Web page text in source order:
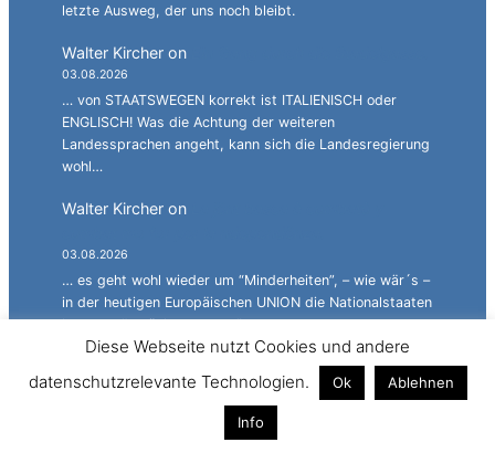
letzte Ausweg, der uns noch bleibt.
Walter Kircher on
03.08.2026
… von STAATSWEGEN korrekt ist ITALIENISCH oder
ENGLISCH! Was die Achtung der weiteren
Landessprachen angeht, kann sich die Landesregierung
wohl…
Walter Kircher on
03.08.2026
… es geht wohl wieder um “Minderheiten”, – wie wär´s –
in der heutigen Europäischen UNION die Nationalstaaten
langsam “zurückzustutzen”…
JG: Auf dem rechten Auge halbblind.
03.08.2026
Bitte keine persönlichen Beleidigungen.
Diese Webseite nutzt Cookies und andere
datenschutzrelevante Technologien.
Ok Ablehnen
Info